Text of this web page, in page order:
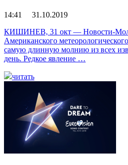
14:41 31.10.2019
КИШИНЕВ, 31 окт — Новости-
Американского
самую длинную молнию из всех
день. Редкое явление …
читать